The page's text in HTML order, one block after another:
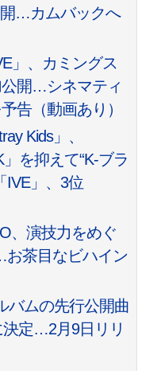
…カムバックへ
」、カミングス
開…シネマティ
告（動画あり）
Kids」、
」を抑えて“K-ブラ
IVE」、3位
、演技力をめぐ
茶目なビハイン
バムの先行公開曲
決定…2月9日リリ